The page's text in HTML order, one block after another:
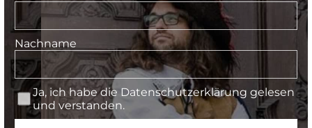
Nachname
Ja, ich habe die Datenschutzerklärung gelesen
und verstanden.